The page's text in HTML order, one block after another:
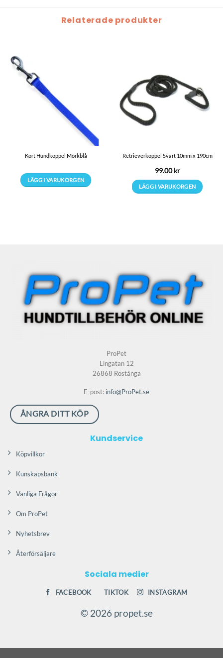
Relaterade produkter
Kort Hundkoppel Mörkblå
LÄGG I VARUKORGEN
alternativen
kan
väljas
på
produktsidan
Retrieverkoppel Svart 10mm x 190cm
99.00kr
LÄGG I VARUKORGEN
ProPet
Lingatan 12
26868 Röstånga
E-post: info@ProPet.se
ÅNGRA DITT KÖP
Kundservice
Köpvillkor
Kunskapsbank
Vanliga Frågor
Om ProPet
Nyhetsbrev
Återförsäljare
Sociala medier
FACEBOOK TIKTOK INSTAGRAM
© 2026 propet.se